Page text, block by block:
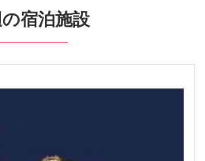
宿泊施設